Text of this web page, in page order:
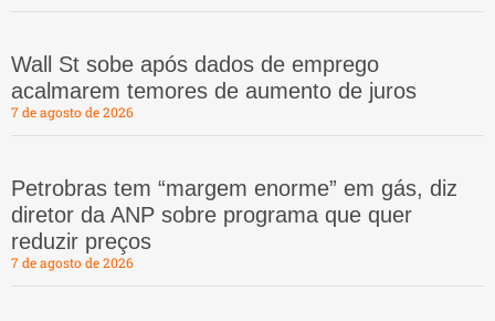
Wall St sobe após dados de emprego
acalmarem temores de aumento de juros
7 de agosto de 2026
Petrobras tem “margem enorme” em gás, diz
diretor da ANP sobre programa que quer
reduzir preços
7 de agosto de 2026